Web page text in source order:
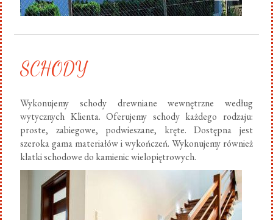
SCHODY
Wykonujemy schody drewniane wewnętrzne według
wytycznych Klienta. Oferujemy schody każdego rodzaju:
proste, zabiegowe, podwieszane, kręte. Dostępna jest
szeroka gama materiałów i wykończeń. Wykonujemy również
klatki schodowe do kamienic wielopiętrowych.